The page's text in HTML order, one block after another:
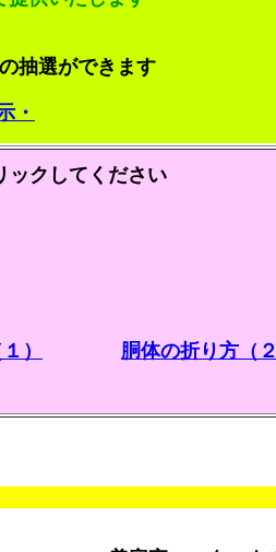
抽選ができます
・
ックしてください
） 胴体の折り方（２